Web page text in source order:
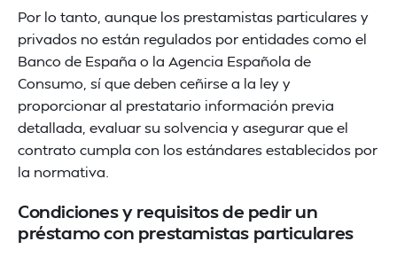
Por lo tanto, aunque los prestamistas particulares y
privados no están regulados por entidades como el
Banco de España o la Agencia Española de
Consumo, sí que deben ceñirse a la ley y
proporcionar al prestatario información previa
detallada, evaluar su solvencia y asegurar que el
contrato cumpla con los estándares establecidos por
la normativa.
Condiciones y requisitos de pedir un
préstamo con prestamistas particulares